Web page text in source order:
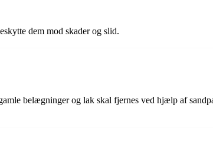
dem mod skader og slid.
belægninger og lak skal fjernes ved hjælp af